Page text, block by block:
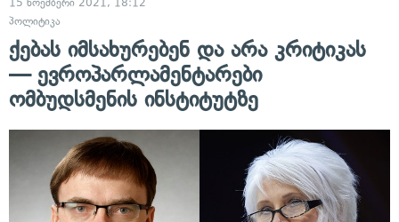
15 ნოემბერი 2021, 18:12
პოლიტიკა
ქებას იმსახურებენ და არა კრიტიკას
— ევროპარლამენტარები
ომბუდსმენის ინსტიტუტზე